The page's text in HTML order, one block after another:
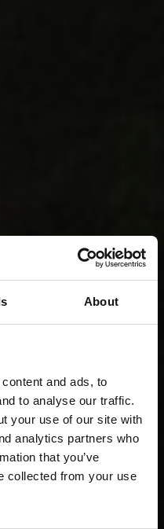
About
and ads, to
to analyse our traffic.
your use of our site with
analytics partners who
that you’ve
collected from your use